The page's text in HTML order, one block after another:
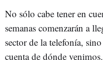
No sólo cabe tener en
semanas comenzarán a
sector de la telefonía,
cuenta de dónde venimos.